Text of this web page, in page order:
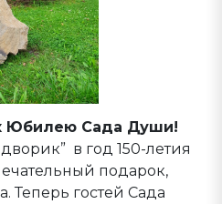
Юбилею Сада Души!
в год 150-летия
подарок,
Теперь гостей Сада